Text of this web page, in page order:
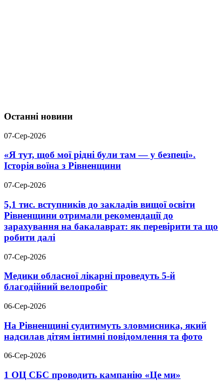
Останні новини
07-Сер-2026
«Я тут, щоб мої рідні були там — у безпеці».
Історія воїна з Рівненщини
07-Сер-2026
5,1 тис. вступників до закладів вищої освіти
Рівненщини отримали рекомендації до
зарахування на бакалаврат: як перевірити та що
робити далі
07-Сер-2026
Медики обласної лікарні проведуть 5-й
благодійний велопробіг
06-Сер-2026
На Рівненщині судитимуть зловмисника, який
надсилав дітям інтимні повідомлення та фото
06-Сер-2026
1 ОЦ СБС проводить кампанію «Це ми»